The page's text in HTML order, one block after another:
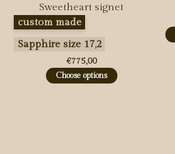
Sweetheart signet
Maak een keuze:*
custom made
Sapphire size 17,2
€775,00
Choose options